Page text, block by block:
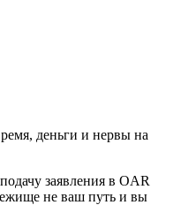
деньги и нервы на
заявления в OAR
не ваш путь и вы